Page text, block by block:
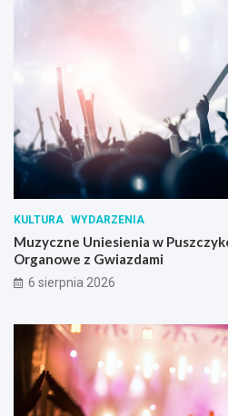
KULTURA WYDARZENIA
Muzyczne Uniesienia w
Organowe z Gwiazdami
6 sierpnia 2026